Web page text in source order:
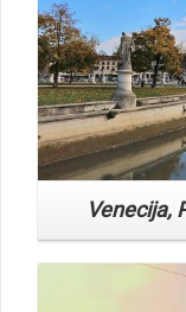
Venecija,